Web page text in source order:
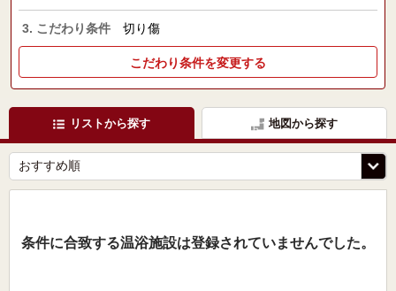
3. こだわり条件 切り傷
こだわり条件を変更する
リストから探す 地図から探す
条件に合致する温浴施設は登録されていませんでした。